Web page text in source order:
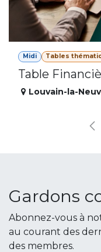
Midi Tables
Table
Louvain-la-
Gardons
Abonnez-vous à
au courant des
des membres.